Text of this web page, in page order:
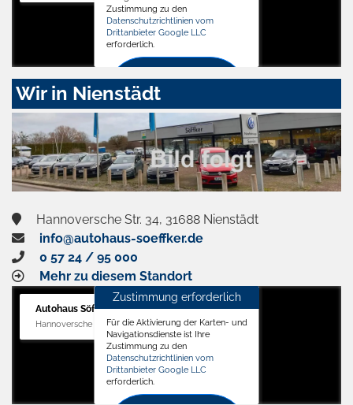
Zustimmung zu den
Datenschutzrichtlinien vom
Drittanbieter Google LLC
erforderlich.
Zustimmen
aktivieren
Wir in Nienstädt
Hannoversche Str. 34, 31688 Nienstädt
info@autohaus-soeffker.de
0 57 24 / 95 000
Mehr zu diesem Standort
Autohaus Söffker GmbH
Hannoversche Str. 34, 31688 Nienstädt
Zustimmung erforderlich
Für die Aktivierung der Karten- und
Navigationsdienste ist Ihre
Zustimmung zu den
Datenschutzrichtlinien vom
Drittanbieter Google LLC
erforderlich.